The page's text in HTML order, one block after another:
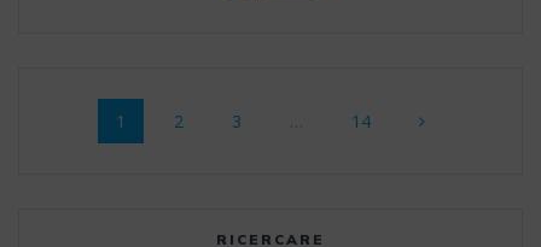
Navigazione
articoli
Pagina
1 Pagina
2 Pagina
3 … Pagina
14
RICERCARE